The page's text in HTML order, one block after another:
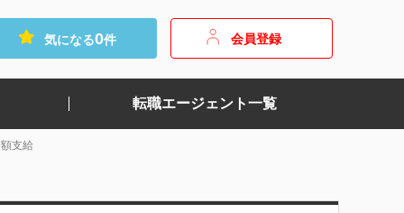
気になる0件 会員登録
転職エージェント一覧
支給